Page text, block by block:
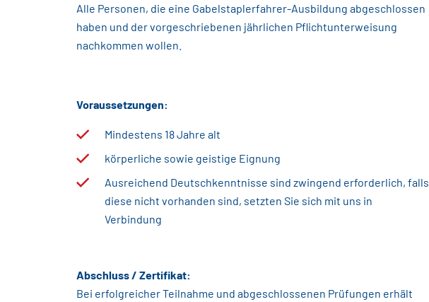
Alle Personen, die eine Gabelstaplerfahrer-Ausbildung abgeschlossen
haben und der vorgeschriebenen jährlichen Pflichtunterweisung
nachkommen wollen.
Voraussetzungen:
Mindestens 18 Jahre alt
körperliche sowie geistige Eignung
Ausreichend Deutschkenntnisse sind zwingend erforderlich, falls
diese nicht vorhanden sind, setzten Sie sich mit uns in
Verbindung
Abschluss / Zertifikat:
Bei erfolgreicher Teilnahme und abgeschlossenen Prüfungen erhält